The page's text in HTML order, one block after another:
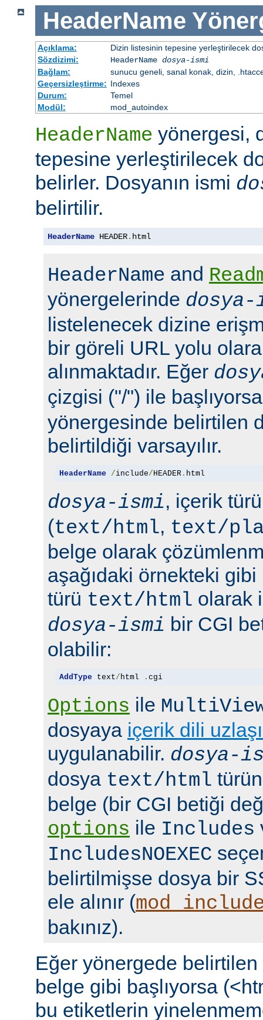
HeaderName
Açıklama:
Dizin listesinin tepesine yerleştirilecek
Sözdizimi:
HeaderName dosya-ismi
Bağlam:
sunucu geneli, sanal konak, dizin,
Geçersizleştirme: Indexes
Durum:
Temel
Modül:
mod_autoindex
HeaderName yönergesi,
tepesine yerleştirilecek
belirler. Dosyanın ismi
belirtilir.
HeaderName HEADER. html
HeaderName and
yönergelerinde
listelenecek dizine
bir göreli URL yolu
alınmaktadır. Eğer
çizgisi ("/") ile
yönergesinde belirtilen
belirtildiği varsayılır.
HeaderName /include/ HEADER. html
dosya-ismi, içerik
(text/html, text/
belge olarak
aşağıdaki örnekteki
türü text/html olarak
dosya-ismi bir CGI
olabilir:
AddType text/ html . cgi
Options ile
dosyaya içerik dili
uygulanabilir. dosya-
dosya text/html
belge (bir CGI betiği
options ile Includes
IncludesNOEXEC
belirtilmişse dosya bir
ele alınır (
bakınız).
Eğer yönergede
belge gibi başlıyorsa
bu etiketlerin